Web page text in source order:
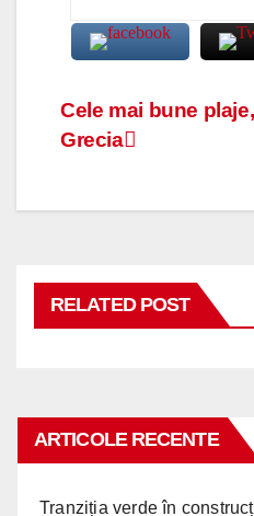
Navigare
articole
Cele mai bune
Grecia
RELATED POST
ARTICOLE RECENTE
Tranziția verde în